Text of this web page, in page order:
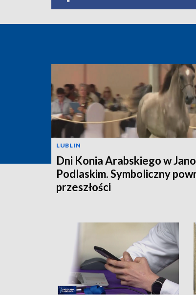
LUBLIN
Dni Konia Arabskiego w
Podlaskim. Symboliczny
przeszłości